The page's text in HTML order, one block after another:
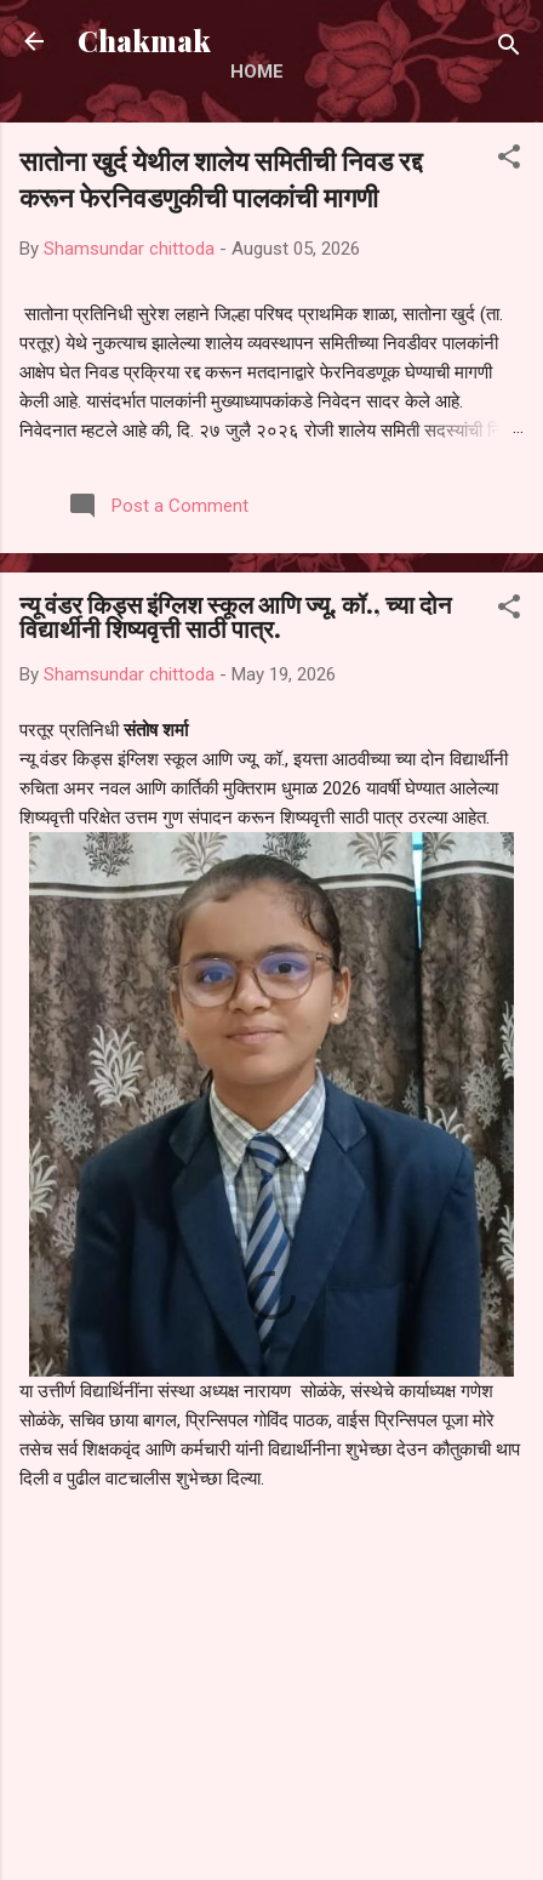
Skip to main content
Chakmak
HOME
सातोना खुर्द येथील शालेय समितीची निवड रद्द
करून फेरनिवडणुकीची पालकांची मागणी
By Shamsundar chittoda - August 05, 2026
सातोना प्रतिनिधी सुरेश लहाने जिल्हा परिषद प्राथमिक शाळा, सातोना खुर्द (ता.
परतूर) येथे नुकत्याच झालेल्या शालेय व्यवस्थापन समितीच्या निवडीवर पालकांनी
आक्षेप घेत निवड प्रक्रिया रद्द करून मतदानाद्वारे फेरनिवडणूक घेण्याची मागणी
केली आहे. यासंदर्भात पालकांनी मुख्याध्यापकांकडे निवेदन सादर केले आहे.
निवेदनात म्हटले आहे की, दि. २७ जुलै २०२६ रोजी शालेय समिती सदस्यांची निवड
पालकांना देण्यात आली नसल्याने मोठ्या संख्येने पालक बैठकीस उपस्थित राहू शकले
नाहीत. तसेच सर्व पालकांना विश्वासात न घेता निवड प्रक्रिया पूर्ण करण्यात
करण्यात यावी आणि सर्व पालकांच्या उपस्थितीत मतदान पद्धतीने शालेय समितीची
फेरनिवडणूक घेण्यात यावी, अशी मागणी पालकांनी केली आहे. या निवेदनाच्या प्रती
जिल्हा शिक्षण अधिकारी (प्राथमिक), जालना तसेच तालुका शिक्षण अधिकारी,
परतूर यांनाही पाठविण्यात आल्या असून प्रशासन याबाबत काय निर्णय घेते, याकडे
Post a Comment
न्यू वंडर किड्स इंग्लिश स्कूल आणि ज्यू. कॉ., च्या दोन
विद्यार्थीनी शिष्यवृत्ती साठी पात्र.
By Shamsundar chittoda - May 19, 2026
परतूर प्रतिनिधीसंतोष शर्मा
न्यू वंडर किड्स इंग्लिश स्कूल आणि ज्यू. कॉ., इयत्ता आठवीच्या च्या दोन विद्यार्थीनी
रुचिता अमर नवल आणि कार्तिकी मुक्तिराम धुमाळ 2026 यावर्षी घेण्यात आलेल्या
शिष्यवृत्ती परिक्षेत उत्तम गुण संपादन करून शिष्यवृत्ती साठी पात्र ठरल्या आहेत.
या उत्तीर्ण विद्यार्थिनींना संस्था अध्यक्ष नारायण सोळंके, संस्थेचे कार्याध्यक्ष गणेश
सोळंके, सचिव छाया बागल, प्रिन्सिपल गोविंद पाठक, वाईस प्रिन्सिपल पूजा मोरे
तसेच सर्व शिक्षकवृंद आणि कर्मचारी यांनी विद्यार्थीनीना शुभेच्छा देउन कौतुकाची थाप
दिली व पुढील वाटचालीस शुभेच्छा दिल्या.